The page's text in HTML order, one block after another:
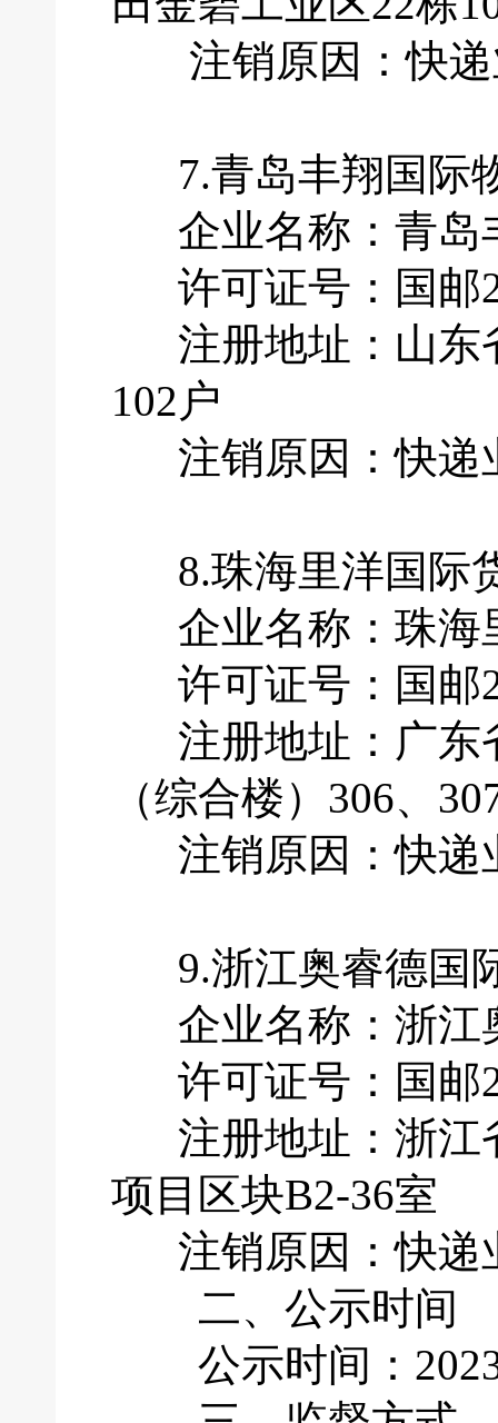
注销原因：快递
7.青岛丰翔国际
企业名称：青岛
许可证号：国邮
注册地址：山东
102户
注销原因：快递
8.珠海里洋国际
企业名称：珠海
许可证号：国邮
注册地址：广东
（综合楼）306、
注销原因：快递
9.浙江奥睿德国
企业名称：浙江
许可证号：国邮
注册地址：浙江
项目区块B2-36室
注销原因：快递
二、公示时间
公示时间：2023